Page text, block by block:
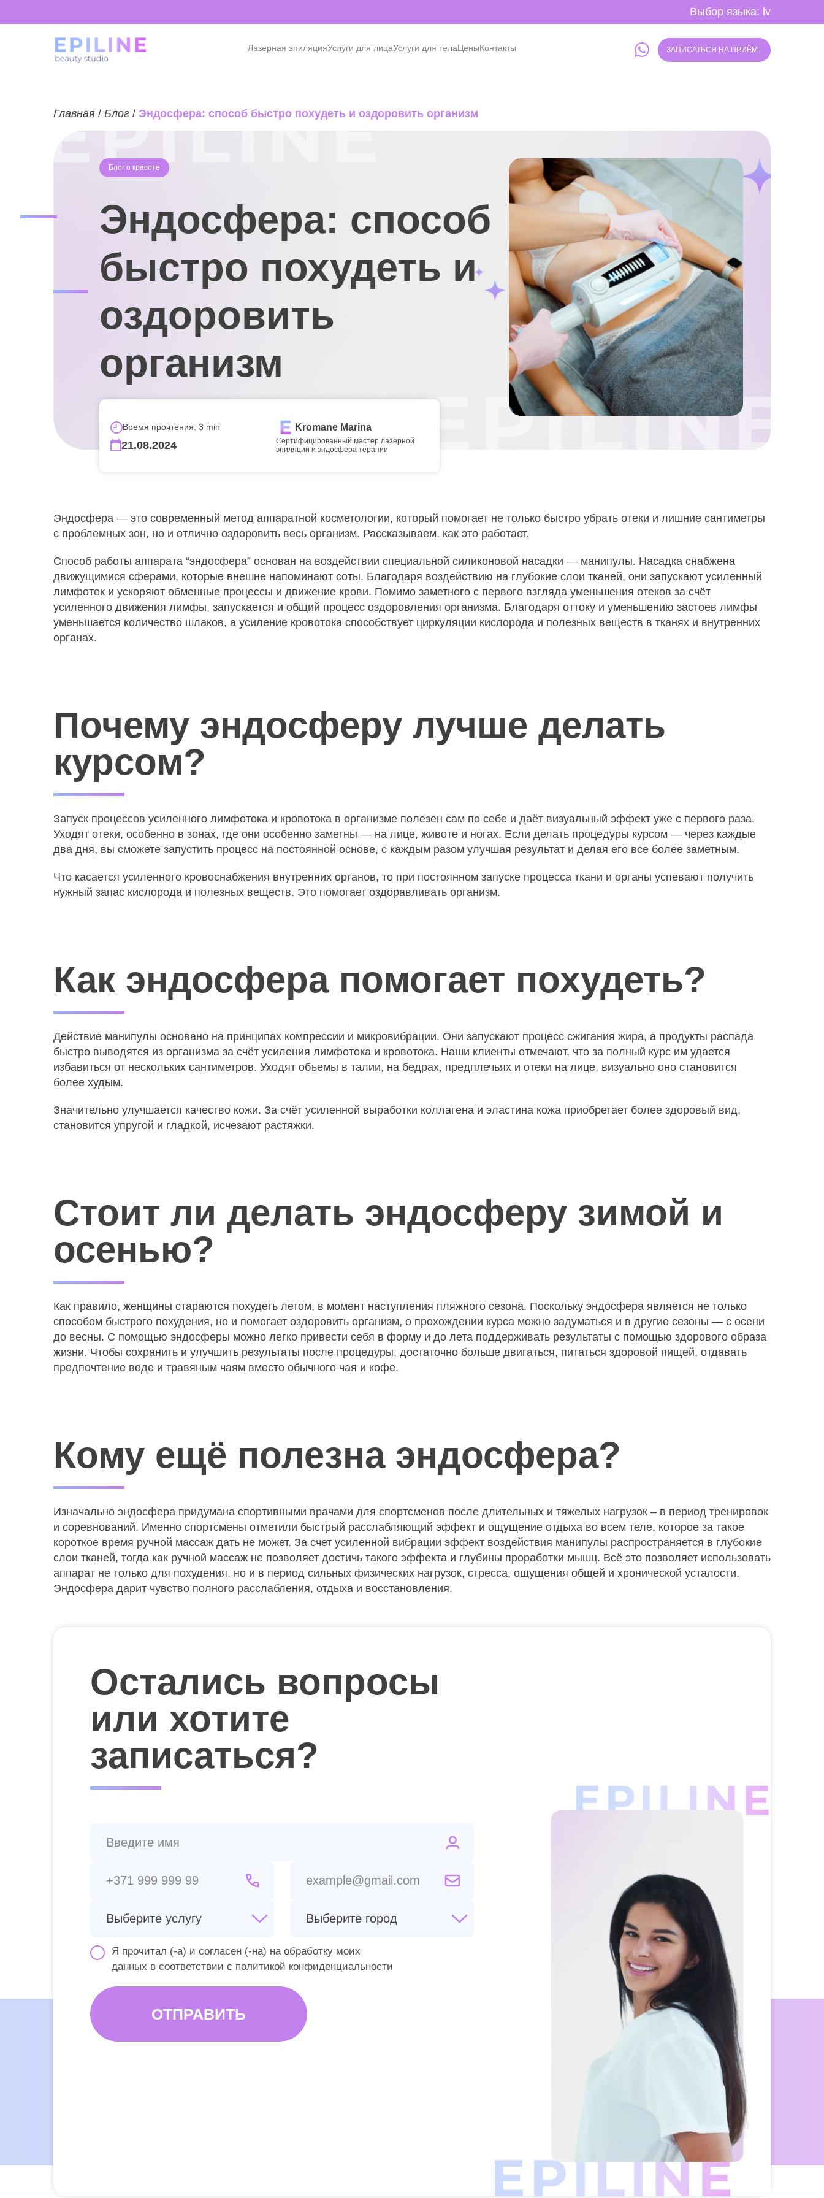
Выбор языка: lv
Лазерная эпиляцияУслуги для лицаУслуги для телаЦеныКонтакты ЗАПИСАТЬСЯ НА ПРИЁМ
Главная / Блог / Эндосфера: способ быстро похудеть и оздоровить организм
Блог о красоте
Эндосфера: способ
быстро похудеть и
оздоровить
организм
Время прочтения: 3 min Kromane Marina
21.08.2024
Сертифицированный мастер лазерной
эпиляции и эндосфера терапии
Эндосфера — это современный метод аппаратной косметологии, который помогает не только быстро убрать отеки и лишние сантиметры
с проблемных зон, но и отлично оздоровить весь организм. Рассказываем, как это работает.
Способ работы аппарата “эндосфера” основан на воздействии специальной силиконовой насадки — манипулы. Насадка снабжена
движущимися сферами, которые внешне напоминают соты. Благодаря воздействию на глубокие слои тканей, они запускают усиленный
лимфоток и ускоряют обменные процессы и движение крови. Помимо заметного с первого взгляда уменьшения отеков за счёт
усиленного движения лимфы, запускается и общий процесс оздоровления организма. Благодаря оттоку и уменьшению застоев лимфы
уменьшается количество шлаков, а усиление кровотока способствует циркуляции кислорода и полезных веществ в тканях и внутренних
органах.
Почему эндосферу лучше делать
курсом?
Запуск процессов усиленного лимфотока и кровотока в организме полезен сам по себе и даёт визуальный эффект уже с первого раза.
Уходят отеки, особенно в зонах, где они особенно заметны — на лице, животе и ногах. Если делать процедуры курсом — через каждые
два дня, вы сможете запустить процесс на постоянной основе, с каждым разом улучшая результат и делая его все более заметным.
Что касается усиленного кровоснабжения внутренних органов, то при постоянном запуске процесса ткани и органы успевают получить
нужный запас кислорода и полезных веществ. Это помогает оздоравливать организм.
Как эндосфера помогает похудеть?
Действие манипулы основано на принципах компрессии и микровибрации. Они запускают процесс сжигания жира, а продукты распада
быстро выводятся из организма за счёт усиления лимфотока и кровотока. Наши клиенты отмечают, что за полный курс им удается
избавиться от нескольких сантиметров. Уходят объемы в талии, на бедрах, предплечьях и отеки на лице, визуально оно становится
более худым.
Значительно улучшается качество кожи. За счёт усиленной выработки коллагена и эластина кожа приобретает более здоровый вид,
становится упругой и гладкой, исчезают растяжки.
Стоит ли делать эндосферу зимой и
осенью?
Как правило, женщины стараются похудеть летом, в момент наступления пляжного сезона. Поскольку эндосфера является не только
способом быстрого похудения, но и помогает оздоровить организм, о прохождении курса можно задуматься и в другие сезоны — с осени
до весны. С помощью эндосферы можно легко привести себя в форму и до лета поддерживать результаты с помощью здорового образа
жизни. Чтобы сохранить и улучшить результаты после процедуры, достаточно больше двигаться, питаться здоровой пищей, отдавать
предпочтение воде и травяным чаям вместо обычного чая и кофе.
Кому ещё полезна эндосфера?
Изначально эндосфера придумана спортивными врачами для спортсменов после длительных и тяжелых нагрузок – в период тренировок
и соревнований. Именно спортсмены отметили быстрый расслабляющий эффект и ощущение отдыха во всем теле, которое за такое
короткое время ручной массаж дать не может. За счет усиленной вибрации эффект воздействия манипулы распространяется в глубокие
слои тканей, тогда как ручной массаж не позволяет достичь такого эффекта и глубины проработки мышц. Всё это позволяет использовать
аппарат не только для похудения, но и в период сильных физических нагрузок, стресса, ощущения общей и хронической усталости.
Эндосфера дарит чувство полного расслабления, отдыха и восстановления.
Остались вопросы
или хотите
записаться?
Я прочитал (-а) и согласен (-на) на обработку моих
данных в соответствии с политикой конфиденциальности